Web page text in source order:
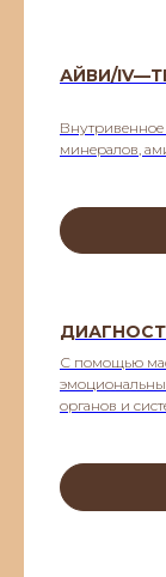
АЙВИ/
Внутривенное
минералов,
С помощью
органов и